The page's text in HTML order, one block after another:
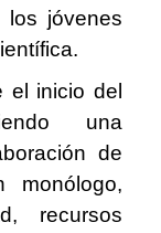
los jóvenes
el inicio del
una
de
monólogo,
recursos